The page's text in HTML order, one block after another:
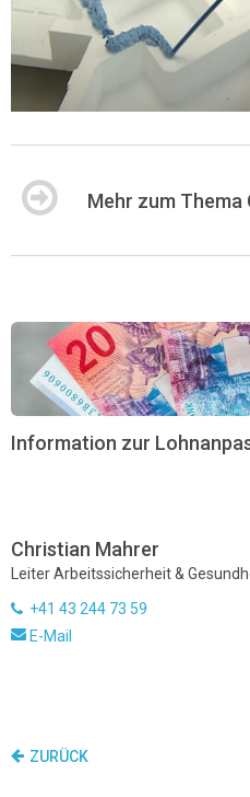
Mehr zum Thema
Information zur
Christian Mahrer
Leiter Arbeitssicherheit &
+41 43 244 73 59
E-Mail
ZURÜCK